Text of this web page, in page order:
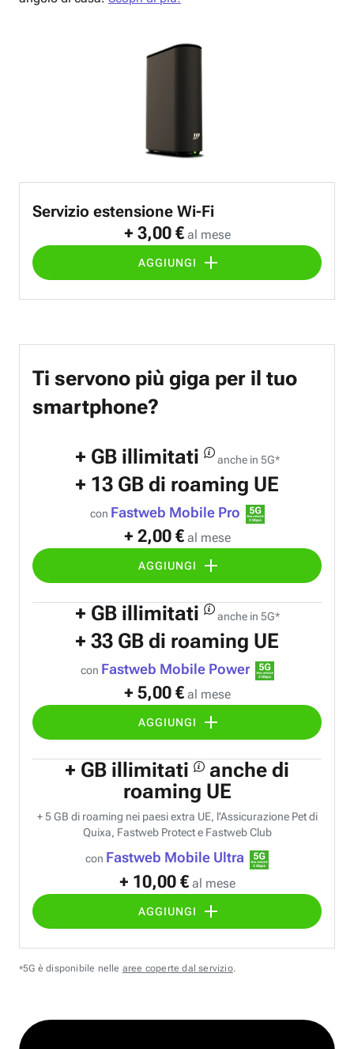
Servizio estensione Wi-Fi
+ 3,00 €al mese
AGGIUNGI
Ti servono più giga per il tuo
smartphone?
+ GB illimitati anche in 5G*
+ 13 GB di roaming UE
con Fastweb Mobile Pro
+ 2,00 €al mese
AGGIUNGI
+ GB illimitati anche in 5G*
+ 33 GB di roaming UE
con Fastweb Mobile Power
+ 5,00 €al mese
AGGIUNGI
+ GB illimitati
anche di
roaming UE
+ 5 GB di roaming nei paesi extra UE, l'Assicurazione Pet di
Quixa, Fastweb Protect e Fastweb Club
con Fastweb Mobile Ultra
+ 10,00 €al mese
AGGIUNGI
*5G è disponibile nelle aree coperte dal servizio.